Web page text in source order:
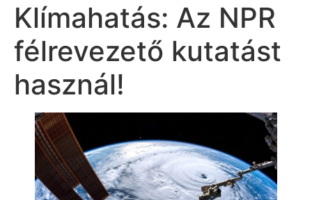
Klímahatás: Az NPR
félrevezető kutatást
használ!